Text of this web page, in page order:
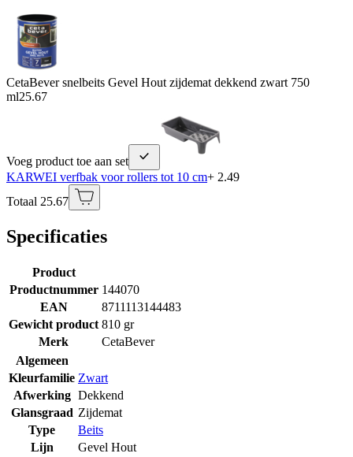
CetaBever snelbeits Gevel Hout zijdemat dekkend zwart 750
ml25.67
Voeg product toe aan set
KARWEI verfbak voor rollers tot 10 cm+ 2.49
Totaal 25.67
Specificaties
Product
Productnummer 144070
EAN
8711113144483
Gewicht product 810 gr
Merk
CetaBever
Algemeen
Kleurfamilie Zwart
Afwerking Dekkend
Glansgraad Zijdemat
Type
Beits
Lijn
Gevel Hout